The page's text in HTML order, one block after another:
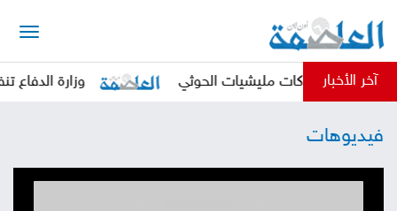
آخر الأخبار
انتهاكات مليشيات الحوثي وزارة الدفاع تنفذ
فيديوهات